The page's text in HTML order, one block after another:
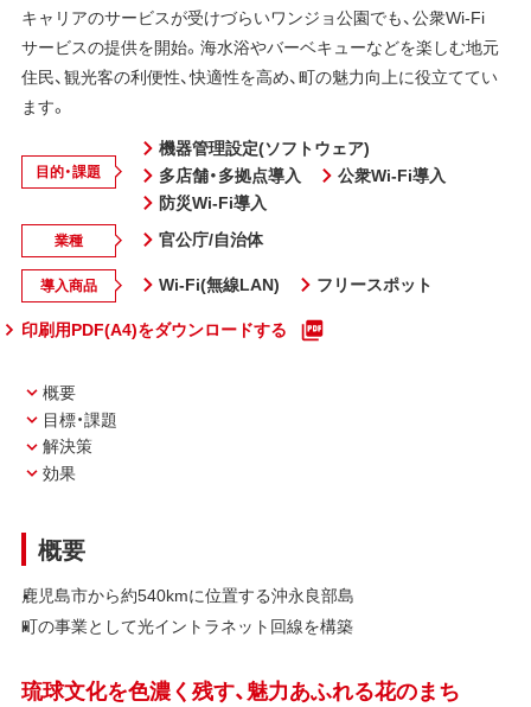
キャリアのサービスが受けづらいワンジョ公園でも、公衆Wi-Fi
サービスの提供を開始。海水浴やバーベキューなどを楽しむ地元
住民、観光客の利便性、快適性を高め、町の魅力向上に役立ててい
ます。
目的・課題
機器管理設定(ソフトウェア)
多店舗・多拠点導入
公衆Wi-Fi導入
防災Wi-Fi導入
業種 官公庁/自治体
導入商品 Wi-Fi(無線LAN)
フリースポット
印刷用PDF(A4)をダウンロードする
概要
目標・課題
解決策
効果
概要
鹿児島市から約540kmに位置する沖永良部島
町の事業として光イントラネット回線を構築
琉球文化を色濃く残す、魅力あふれる花のまち